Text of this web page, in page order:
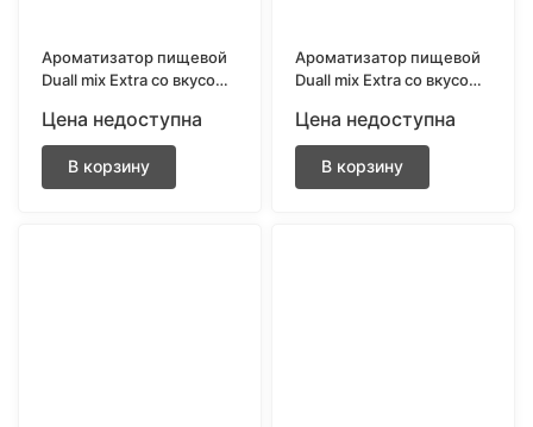
Ароматизатор пищевой
Duall mix Extra со вкусом
мл.
Цена недоступна
В корзину
Ароматизатор пищевой
Duall mix Extra со вкусом
Цена недоступна
В корзину